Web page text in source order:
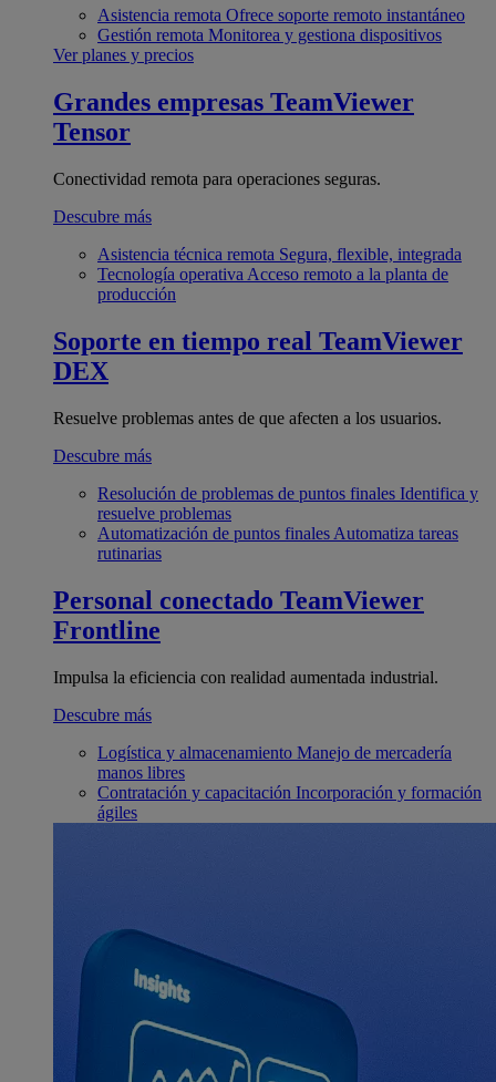
Asistencia remota Ofrece soporte remoto instantáneo
Gestión remota Monitorea y gestiona dispositivos
Ver planes y precios
Grandes empresas TeamViewer
Tensor
Conectividad remota para operaciones seguras.
Descubre más
Asistencia técnica remota Segura, flexible, integrada
Tecnología operativa Acceso remoto a la planta de
producción
Soporte en tiempo real TeamViewer
DEX
Resuelve problemas antes de que afecten a los usuarios.
Descubre más
Resolución de problemas de puntos finales Identifica y
resuelve problemas
Automatización de puntos finales Automatiza tareas
rutinarias
Personal conectado TeamViewer
Frontline
Impulsa la eficiencia con realidad aumentada industrial.
Descubre más
Logística y almacenamiento Manejo de mercadería
manos libres
Contratación y capacitación Incorporación y formación
ágiles